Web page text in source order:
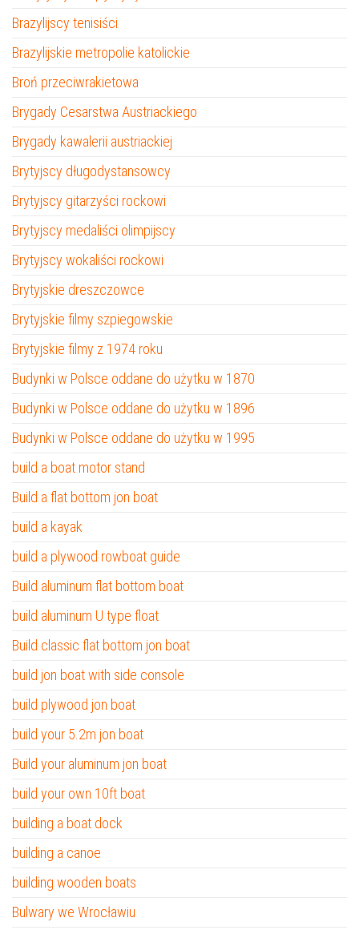
Brazylijscy tenisiści
Brazylijskie metropolie katolickie
Broń przeciwrakietowa
Brygady Cesarstwa Austriackiego
Brygady kawalerii austriackiej
Brytyjscy długodystansowcy
Brytyjscy gitarzyści rockowi
Brytyjscy medaliści olimpijscy
Brytyjscy wokaliści rockowi
Brytyjskie dreszczowce
Brytyjskie filmy szpiegowskie
Brytyjskie filmy z 1974 roku
Budynki w Polsce oddane do użytku w 1870
Budynki w Polsce oddane do użytku w 1896
Budynki w Polsce oddane do użytku w 1995
build a boat motor stand
Build a flat bottom jon boat
build a kayak
build a plywood rowboat guide
Build aluminum flat bottom boat
build aluminum U type float
Build classic flat bottom jon boat
build jon boat with side console
build plywood jon boat
build your 5.2m jon boat
Build your aluminum jon boat
build your own 10ft boat
building a boat dock
building a canoe
building wooden boats
Bulwary we Wrocławiu